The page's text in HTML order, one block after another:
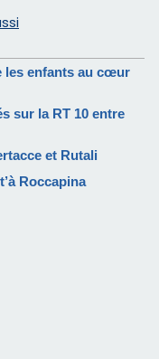
les enfants au cœur
sur la RT 10 entre
et Rutali
Roccapina